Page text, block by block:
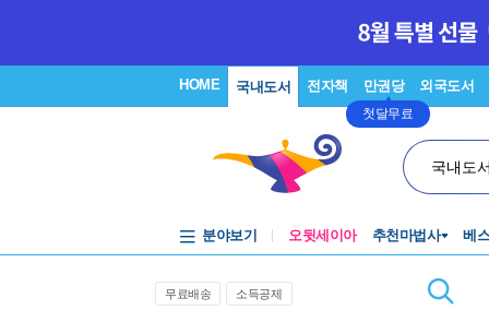
HOME 국내도서 전자책 만권당
첫달무료
외국도서
국내도
분야보기 오뒷세이아 추천마법사 베
무료배송 소득공제